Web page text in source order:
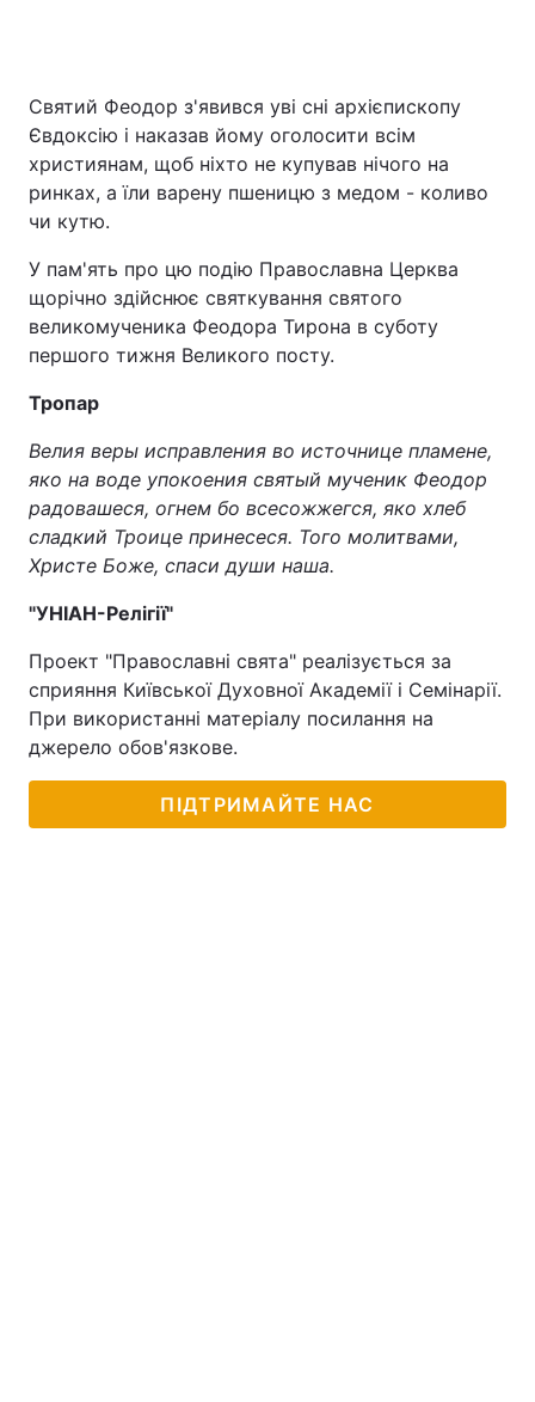
Святий Феодор з'явився уві сні архієпископу
Євдоксію і наказав йому оголосити всім
християнам, щоб ніхто не купував нічого на
ринках, а їли варену пшеницю з медом - коливо
чи кутю.
У пам'ять про цю подію Православна Церква
щорічно здійснює святкування святого
великомученика Феодора Тирона в суботу
першого тижня Великого посту.
Тропар
Велия веры исправления во источнице пламене,
яко на воде упокоения святый мученик Феодор
радовашеся, огнем бо всесожжегся, яко хлеб
сладкий Троице принесеся. Того молитвами,
Христе Боже, спаси души наша.
"УНІАН-Релігії"
Проект "Православні свята" реалізується за
сприяння Київської Духовної Академії і Семінарії.
При використанні матеріалу посилання на
джерело обов'язкове.
ПІДТРИМАЙТЕ НАС